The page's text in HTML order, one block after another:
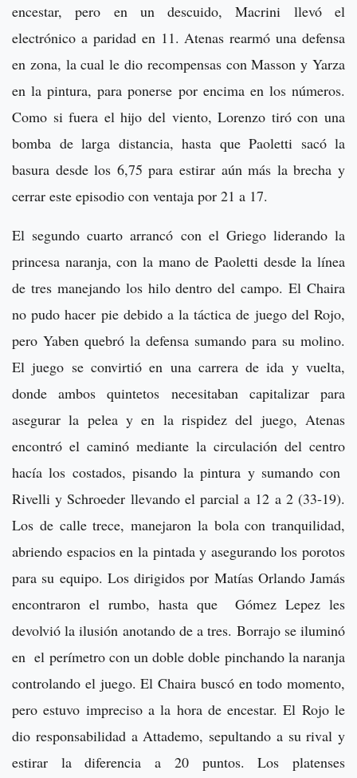
encestar, pero en un descuido, Macrini llevó el
electrónico a paridad en 11. Atenas rearmó una defensa
en zona, la cual le dio recompensas con Masson y Yarza
en la pintura, para ponerse por encima en los números.
Como si fuera el hijo del viento, Lorenzo tiró con una
bomba de larga distancia, hasta que Paoletti sacó la
basura desde los 6,75 para estirar aún más la brecha y
cerrar este episodio con ventaja por 21 a 17.
El segundo cuarto arrancó con el Griego liderando la
princesa naranja, con la mano de Paoletti desde la línea
de tres manejando los hilo dentro del campo. El Chaira
no pudo hacer pie debido a la táctica de juego del Rojo,
pero Yaben quebró la defensa sumando para su molino.
El juego se convirtió en una carrera de ida y vuelta,
donde ambos quintetos necesitaban capitalizar para
asegurar la pelea y en la rispidez del juego, Atenas
encontró el caminó mediante la circulación del centro
hacía los costados, pisando la pintura y sumando con
Rivelli y Schroeder llevando el parcial a 12 a 2 (33-19).
Los de calle trece, manejaron la bola con tranquilidad,
abriendo espacios en la pintada y asegurando los porotos
para su equipo. Los dirigidos por Matías Orlando Jamás
encontraron el rumbo, hasta que Gómez Lepez les
devolvió la ilusión anotando de a tres. Borrajo se iluminó
en el perímetro con un doble doble pinchando la naranja
controlando el juego. El Chaira buscó en todo momento,
pero estuvo impreciso a la hora de encestar. El Rojo le
dio responsabilidad a Attademo, sepultando a su rival y
estirar la diferencia a 20 puntos. Los platenses